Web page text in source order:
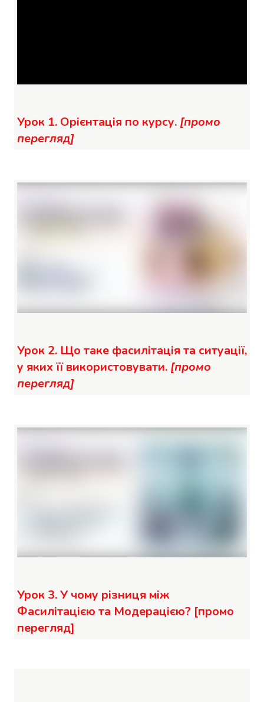
Урок 1. Орієнтація по курсу. [промо
перегляд]
Урок 2. Що таке фасилітація та ситуації,
у яких її використовувати. [промо
перегляд]
Урок 3. У чому різниця між
Фасилітацією та Модерацією? [промо
перегляд]